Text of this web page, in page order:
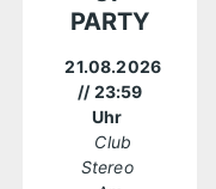
PARTY
21.08.2026
// 23:59
Uhr
Club
Stereo